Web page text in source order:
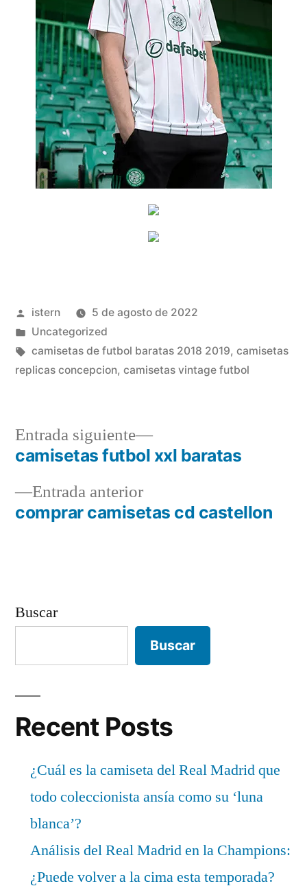
Publicado
por
istern
5 de agosto de 2022
Publicado
en
Uncategorized
Etiquetas:
camisetas de futbol baratas 2018 2019, camisetas
replicas concepcion, camisetas vintage futbol
Navegación
de
entradas
Entrada anteriorEntrada
anterior:
comprar camisetas cd castellon
Entrada siguiente
Entrada
siguiente:
camisetas futbol xxl baratas
Buscar
Buscar
Recent Posts
¿Cuál es la camiseta del Real Madrid que
todo coleccionista ansía como su ‘luna
blanca’?
Análisis del Real Madrid en la Champions:
¿Puede volver a la cima esta temporada?